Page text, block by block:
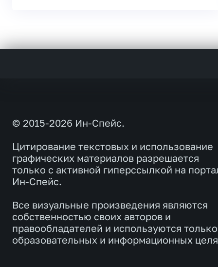
© 2015-2026 Ин-Спейс.
Цитирование текстовых и использование
графических материалов разрешается
только с активной гиперссылкой на
Ин-Спейс.
Все визуальные произведения являются
собственностью своих авторов и
правообладателей и используются
образовательных и информационных